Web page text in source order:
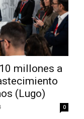
millones a
(Lugo)
0